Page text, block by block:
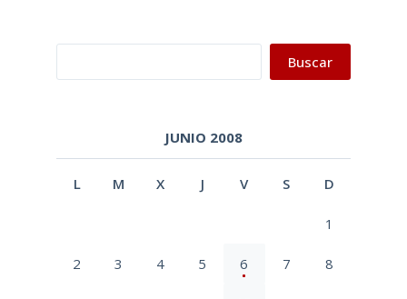
Buscar
JUNIO 2008
L M X J V S D
1
2 3 4 5 6 7 8